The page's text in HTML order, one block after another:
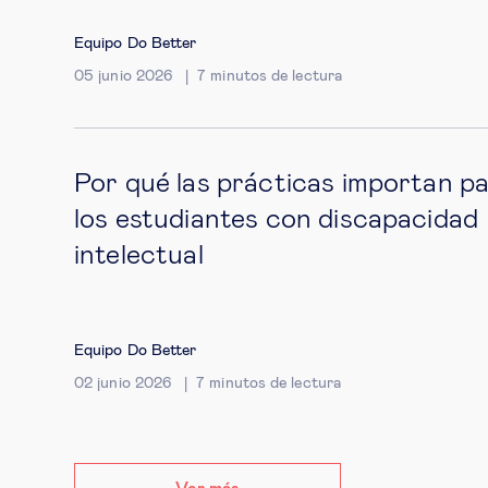
Equipo Do Better
05 junio 2026 7 minutos de lectura
Por qué las prácticas importan
los estudiantes con discapacidad
intelectual
Equipo Do Better
02 junio 2026 7 minutos de lectura